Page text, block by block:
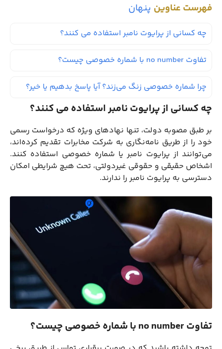
فهرست عناوین پنهان
چه کسانی از پرایوت نامبر استفاده می کنند؟
تفاوت no number با شماره خصوصی چیست؟
چرا شماره خصوصی زنگ می‌زند؟ آیا پاسخ بدهیم یا خیر؟
چه کسانی از پرایوت نامبر استفاده می کنند؟
بر طبق مصوبه دولت، تنها نهادهای ویژه که درخواست رسمی
خود را از طریق نامه‌نگاری به شرکت مخابرات تقدیم کرده‌اند،
می‌توانند از پرایوت نامبر یا شماره‌ خصوصی استفاده کنند.
اشخاص حقیقی و حقوقی غیردولتی، تحت هیچ شرایطی امکان
دسترسی به پرایوت نامبر را ندارند.
تفاوت no number با شماره خصوصی چیست؟